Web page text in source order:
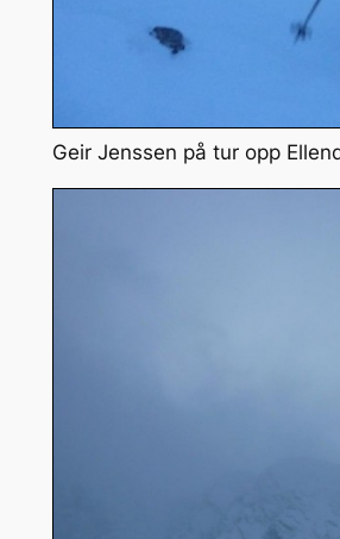
Geir Jenssen på tur opp